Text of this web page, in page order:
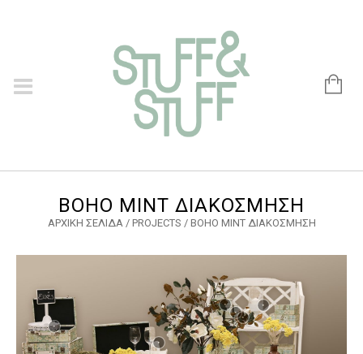
BOHO MINT ΔΙΑΚΟΣΜΗΣΗ
ΑΡΧΙΚΉ ΣΕΛΊΔΑ / PROJECTS / BOHO MINT ΔΙΑΚΟΣΜΗΣΗ